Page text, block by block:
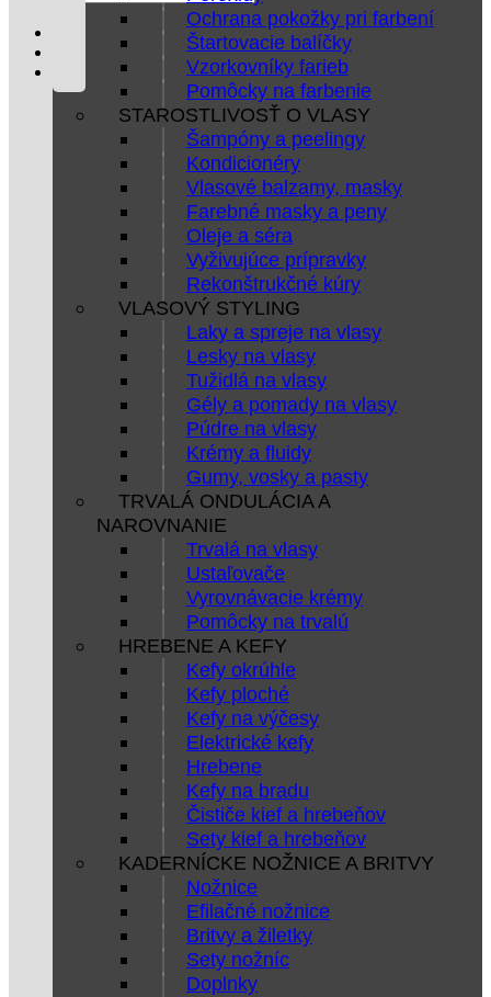
Ochrana pokožky pri farbení
Štartovacie balíčky
Vzorkovníky farieb
Pomôcky na farbenie
STAROSTLIVOSŤ O VLASY
Šampóny a peelingy
Kondicionéry
Vlasové balzamy, masky
Farebné masky a peny
Oleje a séra
Vyživujúce prípravky
Rekonštrukčné kúry
VLASOVÝ STYLING
Laky a spreje na vlasy
Lesky na vlasy
Tužidlá na vlasy
Gély a pomady na vlasy
Púdre na vlasy
Krémy a fluidy
Gumy, vosky a pasty
TRVALÁ ONDULÁCIA A
NAROVNANIE
Trvalá na vlasy
Ustaľovače
Vyrovnávacie krémy
Pomôcky na trvalú
HREBENE A KEFY
Kefy okrúhle
Kefy ploché
Kefy na výčesy
Elektrické kefy
Hrebene
Kefy na bradu
Čističe kief a hrebeňov
Sety kief a hrebeňov
KADERNÍCKE NOŽNICE A BRITVY
Nožnice
Efilačné nožnice
Britvy a žiletky
Sety nožníc
Doplnky